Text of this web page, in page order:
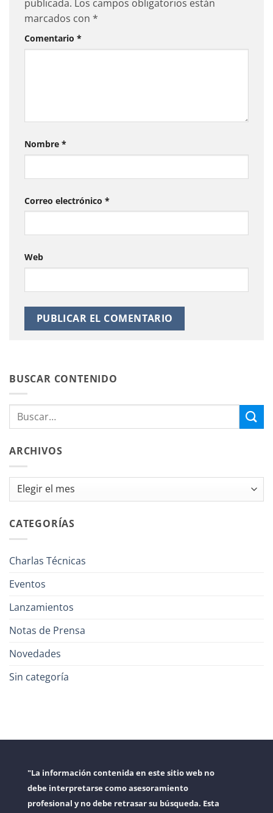
publicada. Los campos obligatorios están
marcados con *
Comentario *
Nombre *
Correo electrónico *
Web
BUSCAR CONTENIDO
ARCHIVOS
Archivos
CATEGORÍAS
Charlas Técnicas
Eventos
Lanzamientos
Notas de Prensa
Novedades
Sin categoría
"La información contenida en este sitio web no
debe interpretarse como asesoramiento
profesional y no debe retrasar su búsqueda. Esta